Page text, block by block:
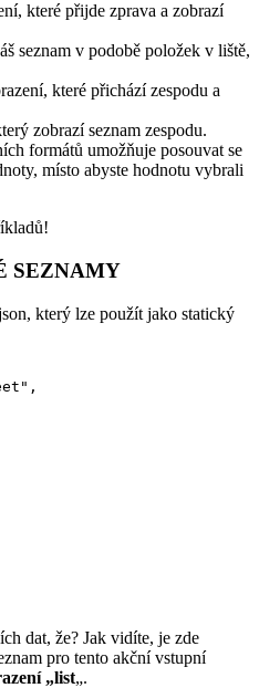
které přijde zprava a zobrazí
seznam v podobě položek v liště,
které přichází zespodu a
zobrazí seznam zespodu.
formátů umožňuje posouvat se
místo abyste hodnotu vybrali
SEZNAMY
který lze použít jako statický
dat, že? Jak vidíte, je zde
pro tento akční vstupní
„list„.